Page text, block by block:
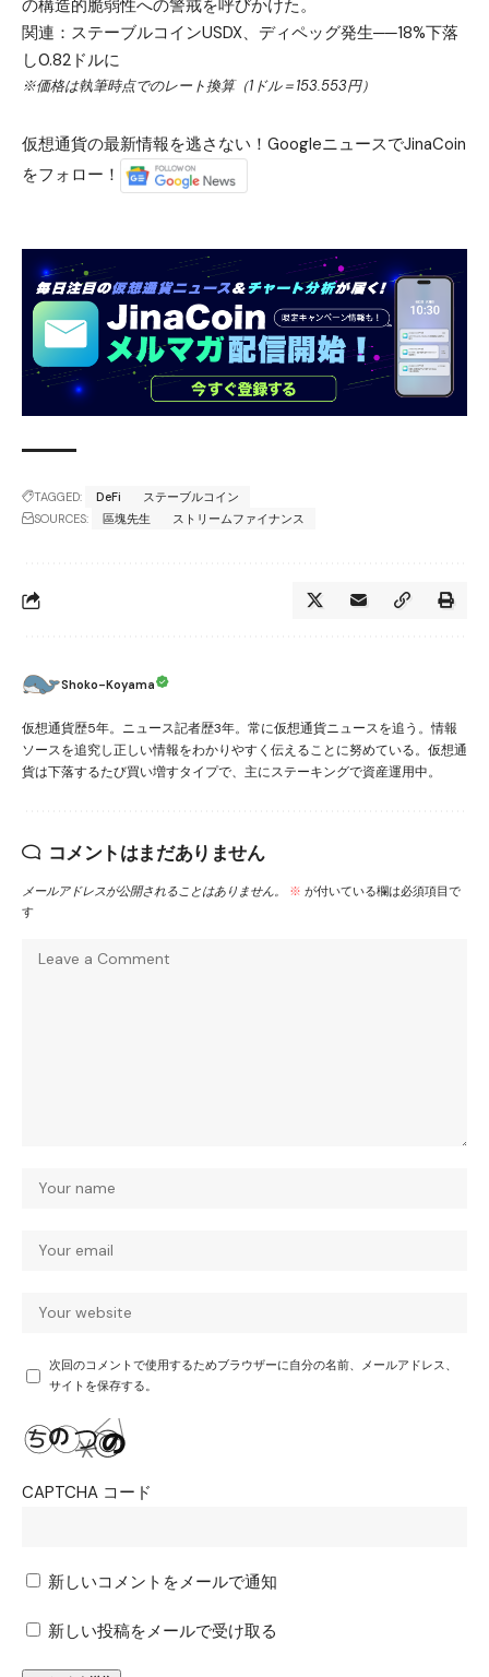
の構造的脆弱性への警戒を呼びかけた。
関連： ステーブルコインUSDX、ディペッグ発生──18%下落
し0.82ドルに
※価格は執筆時点でのレート換算（1ドル＝153.553円）
仮想通貨の最新情報を逃さない！GoogleニュースでJinaCoin
をフォロー！
TAGGED: DeFi
ステーブルコイン
SOURCES:
區塊先生 ストリームファイナンス
Shoko-Koyama
仮想通貨歴5年。ニュース記者歴3年。常に仮想通貨ニュースを追う。情報
ソースを追究し正しい情報をわかりやすく伝えることに努めている。仮想通
貨は下落するたび買い増すタイプで、主にステーキングで資産運用中。
コメントはまだありません
メールアドレスが公開されることはありません。 ※ が付いている欄は必須項目で
す
次回のコメントで使用するためブラウザーに自分の名前、メールアドレス、
サイトを保存する。
CAPTCHA コード
新しいコメントをメールで通知
新しい投稿をメールで受け取る